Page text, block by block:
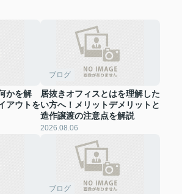
かを解
アウトを
ブログ
居抜きオフィスとはを理解した
い方へ！メリットデメリットと
造作譲渡の注意点を解説
2026.08.06
ブログ